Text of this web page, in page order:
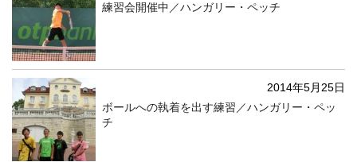
練習会開催中／ハンガリー・ペッチ
2014年5月25日
ボールへの執着を出す練習／ハンガリー・ペッ
チ